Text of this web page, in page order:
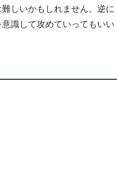
しいかもしれません。逆に
識して攻めていってもいい